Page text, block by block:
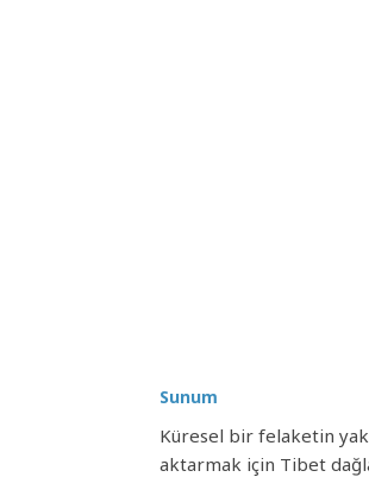
Sunum
Küresel bir felaketin
aktarmak için Tibet